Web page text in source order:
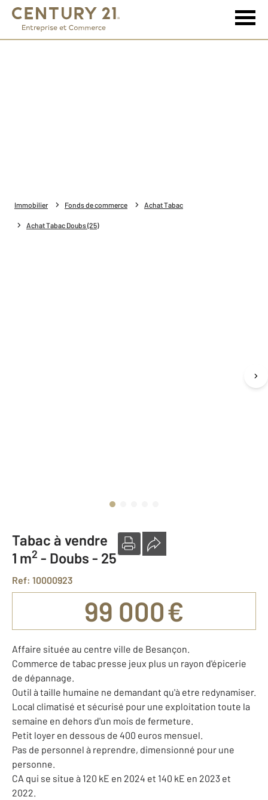
Immobilier Fonds de commerce Achat Tabac
Achat Tabac Doubs (25)
Tabac à vendre
1 m2 - Doubs - 25
Ref: 10000923
99 000 €
Affaire située au centre ville de Besançon.
Commerce de tabac presse jeux plus un rayon d'épicerie
de dépannage.
Outil à taille humaine ne demandant qu'à etre redynamiser.
Local climatisé et sécurisé pour une exploitation toute la
semaine en dehors d'un mois de fermeture.
Petit loyer en dessous de 400 euros mensuel.
Pas de personnel à reprendre, dimensionné pour une
personne.
CA qui se situe à 120 kE en 2024 et 140 kE en 2023 et
2022.